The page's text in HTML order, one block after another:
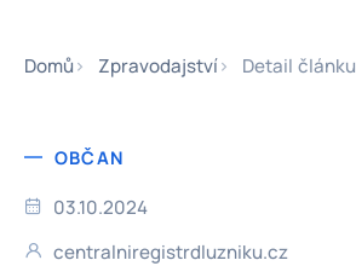
Domů Zpravodajství Detail článku
OBČAN
03.10.2024
centralniregistrdluzniku.cz